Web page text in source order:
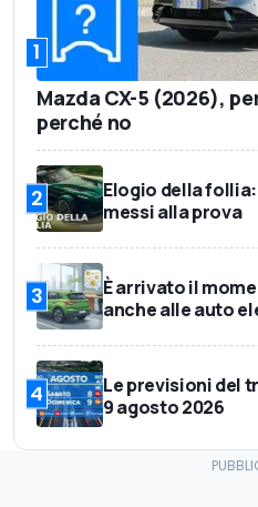
1
Mazda CX-5 (2026),
perché no
2
Elogio della
messi alla prova
3
È arrivato il
anche alle auto
4
Le previsioni del
9 agosto 2026